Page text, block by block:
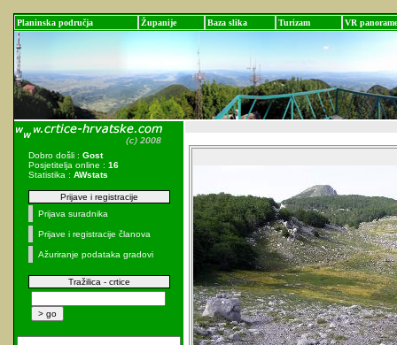
Planinska područja Županije Baza slika Turizam VR panorame
Dobro došli : Gost
Posjetitelja online : 16
Statistika : AWstats
Prijave i registracije
Prijava suradnika
Prijave i registracije članova
Ažuriranje podataka gradovi
Tražilica - crtice